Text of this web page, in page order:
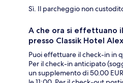
Sì. Il parcheggio non
A che ora si effettuano
presso Classik Hotel
Puoi effettuare il check-in in
Per il check-in anticipato
un supplemento di 50.00